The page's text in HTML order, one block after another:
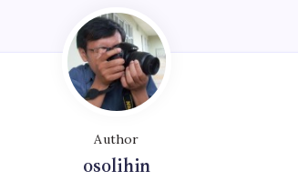
Author
osolihin